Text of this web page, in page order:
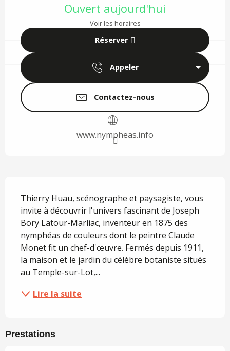
Ouvert aujourd'hui
Voir les horaires
Réserver
Appeler
Contactez-nous
www.nympheas.info
Thierry Huau, scénographe et paysagiste, vous
invite à découvrir l'univers fascinant de Joseph
Bory Latour-Marliac, inventeur en 1875 des
nymphéas de couleurs dont le peintre Claude
Monet fit un chef-d'œuvre. Fermés depuis 1911,
la maison et le jardin du célèbre botaniste situés
au Temple-sur-Lot,...
Lire la suite
Prestations